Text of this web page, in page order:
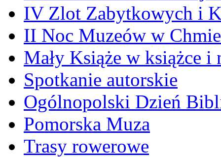
IV Zlot Zabytkowych i
II Noc Muzeów w
Mały Książe w książce i
Spotkanie autorskie
Ogólnopolski Dzień
Pomorska Muza
Trasy rowerowe